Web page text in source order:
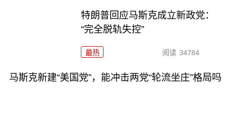
特朗普回应马斯克成立新政党：
“完全脱轨失控”
最热 阅读 34784
马斯克新建“美国党”，能冲击两党“轮流坐庄”格局吗